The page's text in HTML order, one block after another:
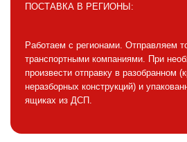
ПОСТАВКА В РЕГИОНЫ:
Работаем с регионами. Отправляем
транспортными компаниями. При
произвести отправку в разобранном
неразборных конструкций) и
ящиках из ДСП.